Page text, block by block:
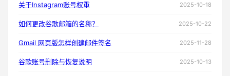
关于Instagram账号权重 2025-10-18
如何更改谷歌邮箱的名称？ 2025-10-22
Gmail 网页版怎样创建邮件签名 2025-11-28
谷歌账号删除与恢复说明 2025-10-13